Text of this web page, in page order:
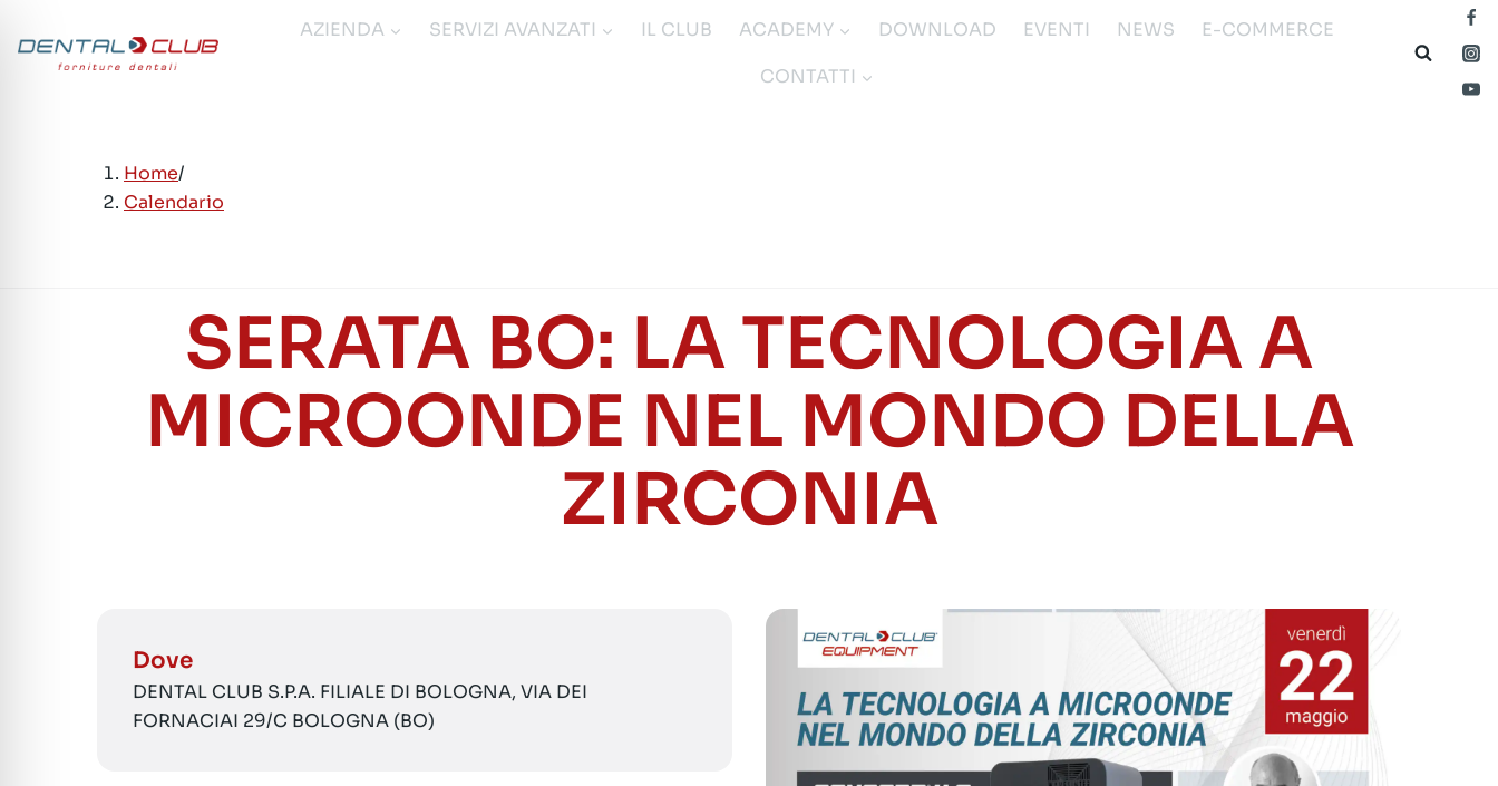
contenuto
AZIENDA SERVIZI AVANZATI IL CLUB ACADEMY DOWNLOAD EVENTI NEWS
E-COMMERCE
CONTATTI
Home/
Calendario
SERATA BO: LA TECNOLOGIA A
MICROONDE NEL MONDO DELLA
ZIRCONIA
Dove
DENTAL CLUB S.P.A. FILIALE DI BOLOGNA, VIA DEI
FORNACIAI 29/C BOLOGNA (BO)